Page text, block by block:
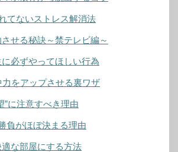
てないストレス解消法
せる秘訣～禁テレビ編～
必ずやってほしい行為
をアップさせる裏ワザ
”に注意すべき理由
負がほぼ決まる理由
な部屋にする方法